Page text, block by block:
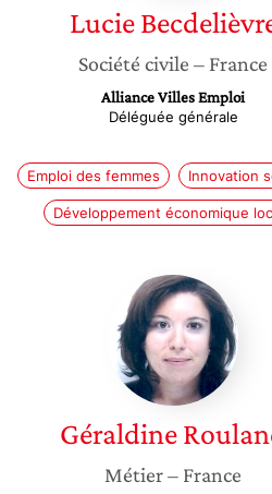
Lucie
Société civile – France
Alliance Villes Emploi
Déléguée générale
Emploi des femmes Innovation
Développement économique
Géraldine
Rouland
Géraldine
Métier– France